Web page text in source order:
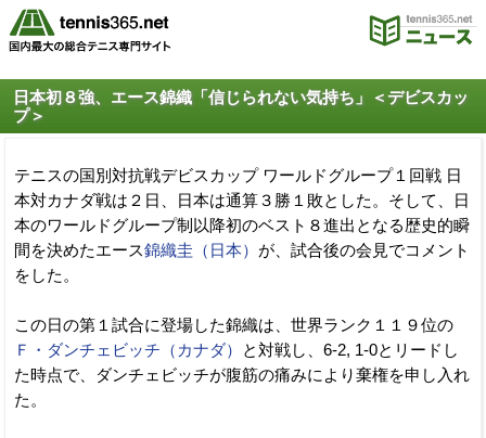
日本初８強、エース錦織「信じられない気持ち」＜デビスカッ
プ＞
テニスの国別対抗戦デビスカップ ワールドグループ１回戦 日
本対カナダ戦は２日、日本は通算３勝１敗とした。そして、日
本のワールドグループ制以降初のベスト８進出となる歴史的瞬
間を決めたエース錦織圭（日本） が、試合後の会見でコメント
をした。
この日の第１試合に登場した錦織は、世界ランク１１９位の
Ｆ・ダンチェビッチ（カナダ）
と対戦し、6-2, 1-0とリードし
た時点で、ダンチェビッチが腹筋の痛みにより棄権を申し入れ
た。